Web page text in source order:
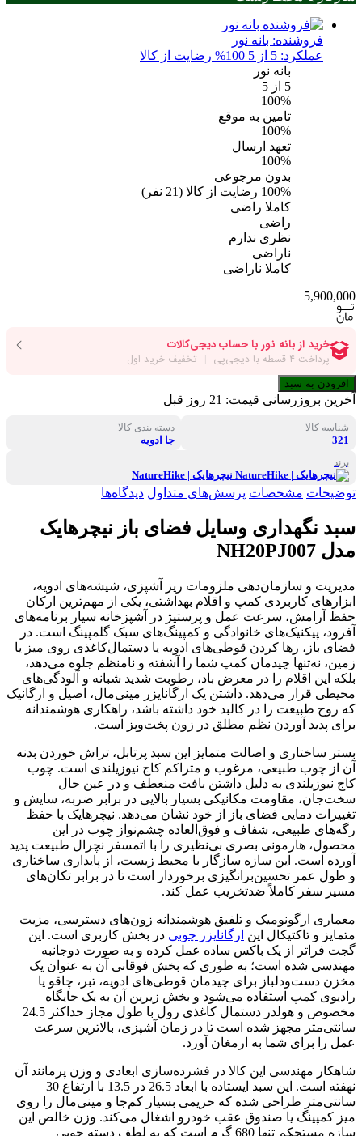
فروشنده: بانه نور
عملکرد: 5 از 5
100% رضایت از کالا
بانه نور
5 از 5
100%
تامین به موقع
100%
تعهد ارسال
100%
بدون مرجوعی
100% رضایت از کالا (
21 نفر)
کاملا راضی
راضی
نظری ندارم
ناراضی
کاملا ناراضی
5,900,000
افزودن به سبد
آخرین بروزرسانی قیمت: 21 روز قبل
شناسه کالا
321
دسته بندی کالا
جا ادویه
برند
نیچرهایک | NatureHike
توضیحات مشخصات پرسش‌های متداول دیدگاه‌ها
سبد نگهداری وسایل فضای باز نیچرهایک
مدل NH20PJ007
مدیریت و سازمان‌دهی ملزومات ریز آشپزی، شیشه‌های ادویه،
ابزارهای کاربردی کمپ و اقلام بهداشتی، یکی از مهم‌ترین ارکان
حفظ آرامش، سرعت عمل و پرستیژ در آشپزخانه سیار برنامه‌های
آفرود، پیکنیک‌های خانوادگی و کمپینگ‌های سبک گلمپینگ است. در
فضای باز، رها کردن قوطی‌های ادویه یا دستمال‌کاغذی روی میز یا
زمین، نه‌تنها چیدمان کمپ شما را آشفته و نامنظم جلوه می‌دهد،
بلکه این اقلام را در معرض باد، رطوبت شدید شبانه و آلودگی‌های
محیطی قرار می‌دهد. داشتن یک ارگانایزر مینی‌مال، اصیل و ارگانیک
که روح طبیعت را در کالبد خود داشته باشد، راهکاری هوشمندانه
برای پدید آوردن نظم مطلق در زون پخت‌وپز است.
بستر ساختاری و اصالت متمایز این سبد پرتابل، تراش خوردن بدنه
آن از چوب طبیعی، مرغوب و متراکم کاج نیوزیلندی است. چوب
کاج نیوزیلندی به دلیل داشتن بافت منعطف و در عین حال
سخت‌جان، مقاومت مکانیکی بسیار بالایی در برابر ضربه، سایش و
تغییرات دمایی فضای باز از خود نشان می‌دهد. نیچرهایک با حفظ
رگه‌های طبیعی، شفاف و فوق‌العاده چشم‌نواز چوب در این
محصول، هارمونی بصری بی‌نظیری را با اتمسفر نچرال طبیعت پدید
آورده است. این سازه سازگار با محیط زیست، از پایداری ساختاری
و طول عمر تحسین‌برانگیزی برخوردار است تا در برابر تکان‌های
مسیر سفر کاملاً ضدتخریب عمل کند.
معماری ارگونومیک و تلفیق هوشمندانه زون‌های دسترسی، مزیت
متمایز و تاکتیکال این ارگانایزر چوبی در بخش کاربری است. این
گجت فراتر از یک باکس ساده عمل کرده و به صورت دوجانبه
مهندسی شده است؛ به طوری که بخش فوقانی آن به عنوان یک
مخزن دست‌ودلباز برای چیدمان قوطی‌های ادویه، تبر، چاقو یا
رادیوی کمپ استفاده می‌شود و بخش زیرین آن به یک جایگاه
مخصوص و هولدر دستمال کاغذی رول با طول مجاز حداکثر 24.5
سانتی‌متر مجهز شده است تا در زمان آشپزی، بالاترین سرعت
عمل را برای شما به ارمغان آورد.
شاهکار مهندسی این کالا در فشرده‌سازی ابعادی و وزن پرمانند آن
نهفته است. این سبد ایستاده با ابعاد 26.5 در 13.5 با ارتفاع 30
سانتی‌متر طراحی شده که حریمی بسیار کم‌جا و مینی‌مال را روی
میز کمپینگ یا صندوق عقب خودرو اشغال می‌کند. وزن خالص این
سازه مستحکم تنها 680 گرم است که به لطف دسته چوبی